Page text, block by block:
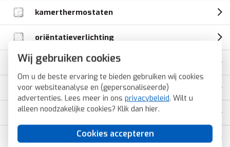
Wij gebruiken cookies
Om u de beste ervaring te bieden gebruiken wij cookies
voor websiteanalyse en (gepersonaliseerde)
advertenties. Lees meer in ons privacybeleid. Wilt u
alleen noodzakelijke cookies? Klik dan hier.
Cookies accepteren
kamerthermostaten
oriëntatieverlichting
Friends of Hue wandzender
Bluetooth wandzender
EnOcean wandzender
opbouwbakken